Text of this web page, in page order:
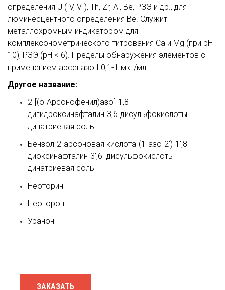
определения U (IV, VI), Th, Zr, Al, Be, РЗЭ и др., для
люминесцентного определения Be. Служит
металлохромным индикатором для
комплексонометрического титрования Са и Mg (при рН
10), РЗЭ (рН < 6). Пределы обнаружения элементов с
применением арсеназо I 0,1-1 мкг/мл.
Другое название:
2-[(о-Арсонофенил)азо]-1,8-
дигидроксинафталин-3,6-дисульфокислоты
динатриевая соль
Бензол-2-арсоновая кислота-(1-азо-2′)-1′,8′-
диоксинафталин-3′,6′-дисульфокислоты
динатриевая соль
Неоторин
Неоторон
Уранон
ЗАКАЗАТЬ